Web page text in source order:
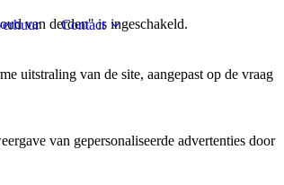
Contact
van derden" is ingeschakeld.
uitstraling van de site, aangepast op de vraag
van gepersonaliseerde advertenties door